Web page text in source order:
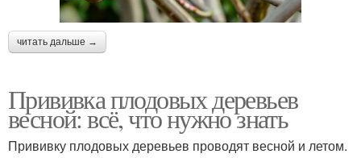
читать дальше →
Прививка плодовых деревьев
весной: всё, что нужно знать
Прививку плодовых деревьев проводят весной и летом.